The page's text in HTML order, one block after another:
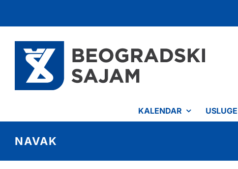
content
KALENDAR USLUGE
NAVAK